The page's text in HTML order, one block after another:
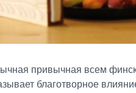
привычная всем
благотворное